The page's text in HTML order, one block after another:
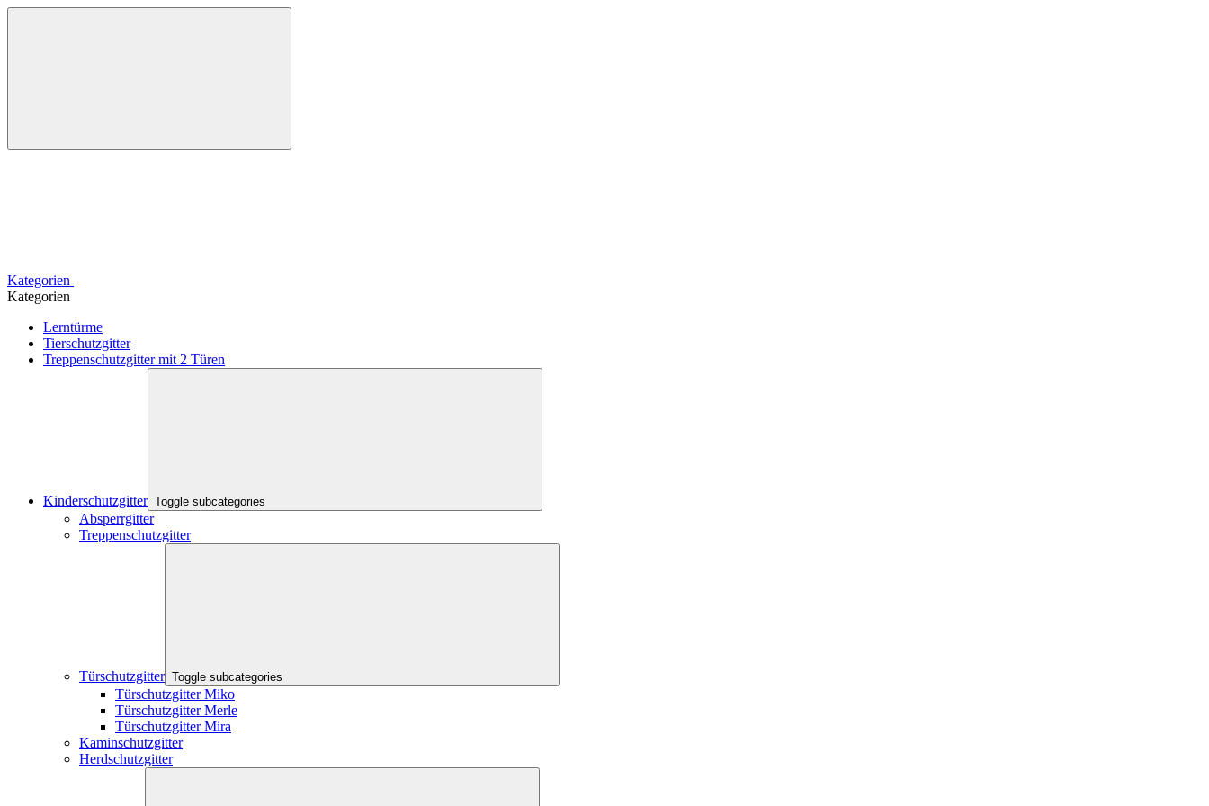
Kategorien
Kategorien
Lerntürme
Tierschutzgitter
Treppenschutzgitter mit 2 Türen
Kinderschutzgitter Toggle subcategories
Absperrgitter
Treppenschutzgitter
Türschutzgitter Toggle subcategories
Türschutzgitter Miko
Türschutzgitter Merle
Türschutzgitter Mira
Kaminschutzgitter
Herdschutzgitter